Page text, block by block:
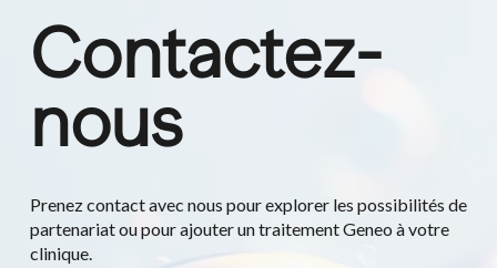
Contactez-
nous
Prenez contact avec nous pour explorer les possibilités de
partenariat ou pour ajouter un traitement Geneo à votre
clinique.